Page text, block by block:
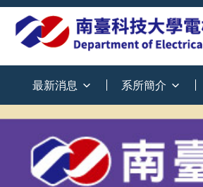
最新消息 系所簡介